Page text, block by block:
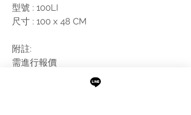
型號 : 100LI
尺寸 : 100 x 48 CM
附註:
需進行報價